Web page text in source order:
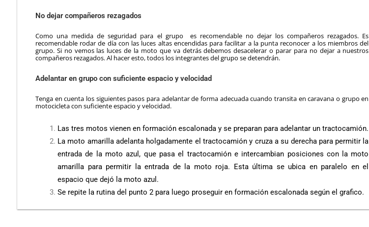
No dejar compañeros rezagados
Como una medida de seguridad para el grupo es recomendable no dejar los compañeros rezagados. Es
recomendable rodar de día con las luces altas encendidas para facilitar a la punta reconocer a los miembros del
grupo. Si no vemos las luces de la moto que va detrás debemos desacelerar o parar para no dejar a nuestros
compañeros rezagados. Al hacer esto, todos los integrantes del grupo se detendrán.
Adelantar en grupo con suficiente espacio y velocidad
Tenga en cuenta los siguientes pasos para adelantar de forma adecuada cuando transita en caravana o grupo en
motocicleta con suficiente espacio y velocidad.
Las tres motos vienen en formación escalonada y se preparan para adelantar un tractocamión.
La moto amarilla adelanta holgadamente el tractocamión y cruza a su derecha para permitir la
entrada de la moto azul, que pasa el tractocamión e intercambian posiciones con la moto
amarilla para permitir la entrada de la moto roja. Esta última se ubica en paralelo en el
espacio que dejó la moto azul.
Se repite la rutina del punto 2 para luego proseguir en formación escalonada según el grafico.